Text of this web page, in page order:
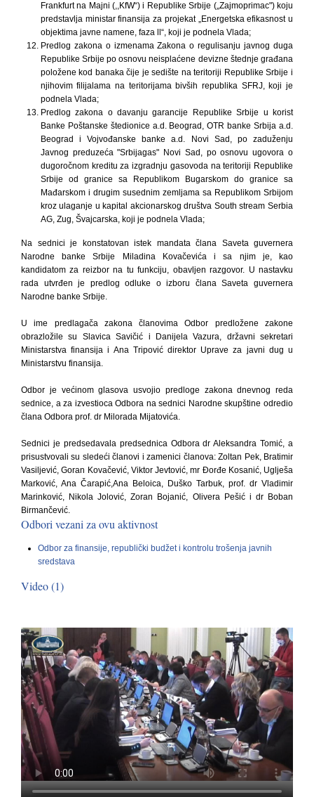
Frankfurt na Majni (,,KfW“) i Republike Srbije („Zajmoprimac") koju
predstavlja ministar finansija za projekat „Energetska efikasnost u
objektima javne namene, faza ll“, koji je podnela Vlada;
Predlog zakona o izmenama Zakona o regulisanju javnog duga
Republike Srbije po osnovu neisplaćene devizne štednje građana
položene kod banaka čije je sedište na teritoriji Republike Srbije i
njihovim filijalama na teritorijama bivših republika SFRJ, koji je
podnela Vlada;
Predlog zakona o davanju garancije Republike Srbije u korist
Banke Poštanske štedionice a.d. Beograd, OTR banke Srbija a.d.
Beograd i Vojvođanske banke a.d. Novi Sad, po zaduženju
Javnog preduzeća "Srbijagas" Novi Sad, po osnovu ugovora o
dugoročnom kreditu za izgradnju gasovoda na teritoriji Republike
Srbije od granice sa Republikom Bugarskom do granice sa
Mađarskom i drugim susednim zemljama sa Republikom Srbijom
kroz ulaganje u kapital akcionarskog društva South stream Serbia
AG, Zug, Švajcarska, koji je podnela Vlada;
Na sednici je konstatovan istek mandata člana Saveta guvernera
Narodne banke Srbije Miladina Kovačevića i sa njim je, kao
kandidatom za reizbor na tu funkciju, obavljen razgovor. U nastavku
rada utvrđen je predlog odluke o izboru člana Saveta guvernera
Narodne banke Srbije.
U ime predlagača zakona članovima Odbor predložene zakone
obrazložile su Slavica Savičić i Danijela Vazura, državni sekretari
Ministarstva finansija i Ana Tripović direktor Uprave za javni dug u
Ministarstvu finansija.
Odbor je većinom glasova usvojio predloge zakona dnevnog reda
sednice, a za izvestioca Odbora na sednici Narodne skupštine odredio
člana Odbora prof. dr Milorada Mijatovića.
Sednici je predsedavala predsednica Odbora dr Aleksandra Tomić, a
prisustvovali su sledeći članovi i zamenici članova: Zoltan Pek, Bratimir
Vasiljević, Goran Kovačević, Viktor Jevtović, mr Đorđe Kosanić, Uglješa
Marković, Ana Čarapić,Ana Beloica, Duško Tarbuk, prof. dr Vladimir
Marinković, Nikola Jolović, Zoran Bojanić, Olivera Pešić i dr Boban
Birmančević.
Odbori vezani za ovu aktivnost
Odbor za finansije, republički budžet i kontrolu trošenja javnih
sredstava
Video (1)